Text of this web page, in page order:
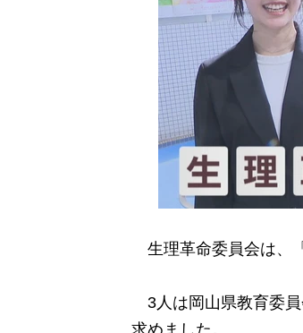
生理革命委員会は、
3人は岡山県教育委員